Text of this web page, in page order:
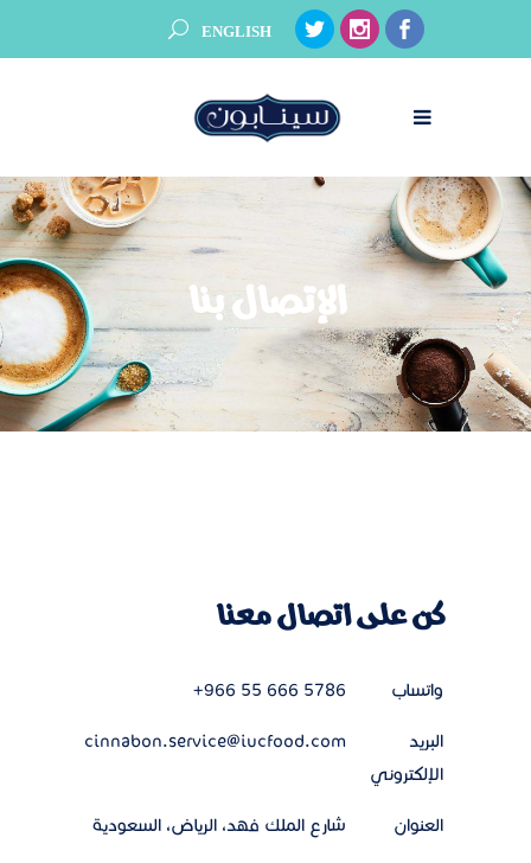
ENGLISH
الإتصال بنا
كن على اتصال معنا
+966 55 666 5786
cinnabon.service@iucfood.com
شارع الملك فهد، الرياض، السعودية
واتساب
البريد
الإلكتروني
العنوان